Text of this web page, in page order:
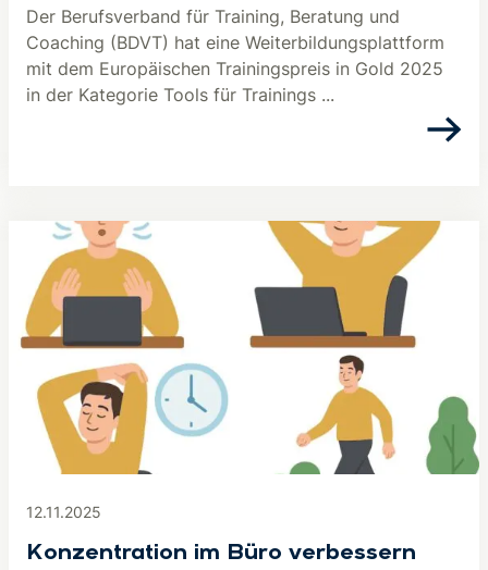
Der Berufsverband für Training, Beratung und
Coaching (BDVT) hat eine Weiterbildungsplattform
mit dem Europäischen Trainingspreis in Gold 2025
in der Kategorie Tools für Trainings ...
12.11.2025
Konzentration im Büro verbessern